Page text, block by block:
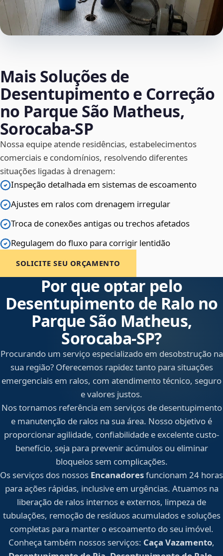
Mais Soluções de
Desentupimento e Correção
no Parque São Matheus,
Sorocaba‑SP
Nossa equipe atende residências, estabelecimentos
comerciais e condomínios, resolvendo diferentes
situações ligadas à drenagem:
Inspeção detalhada em sistemas de escoamento
Ajustes em ralos com drenagem irregular
Troca de conexões antigas ou trechos afetados
Regulagem do fluxo para corrigir lentidão
SOLICITE SEU ORÇAMENTO
Por que optar pelo
Desentupimento de Ralo no
Parque São Matheus,
Sorocaba‑SP?
Procurando um serviço especializado em desobstrução na
sua região? Oferecemos rapidez tanto para situações
emergenciais em ralos, com atendimento técnico, seguro
e valores justos.
Nos tornamos referência em serviços de desentupimento
e manutenção de ralos na sua área. Nosso objetivo é
proporcionar agilidade, confiabilidade e excelente custo-
benefício, seja para prevenir acúmulos ou eliminar
bloqueios sem complicações.
Os serviços dos nossos Encanadoresfuncionam 24 horas
para ações rápidas, inclusive em urgências. Atuamos na
liberação de ralos internos e externos, limpeza de
tubulações, remoção de resíduos acumulados e soluções
completas para manter o escoamento do seu imóvel.
Conheça também nossos serviços: Caça Vazamento,